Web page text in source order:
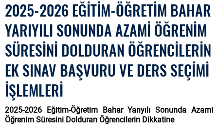
2025-2026 EĞİTİM-ÖĞRETİM BAHAR
YARIYILI SONUNDA AZAMİ ÖĞRENİM
SÜRESİNİ DOLDURAN ÖĞRENCİLERİN
EK SINAV BAŞVURU VE DERS SEÇİMİ
İŞLEMLERİ
2025-2026 Eğitim-Öğretim Bahar Yarıyılı Sonunda Azami
Öğrenim Süresini Dolduran Öğrencilerin Dikkatine